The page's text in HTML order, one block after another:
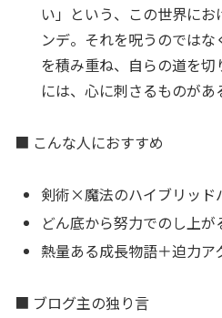
い」という、この世界に
ンデ。それを呪うのでは
を積み重ね、自らの道を
には、心に刺さるものがあ
■ こんな人におすすめ
剣術×魔法のハイブリッド
どん底から努力でのし上が
熱量ある成長物語＋迫力
■ ブログ主の独り言